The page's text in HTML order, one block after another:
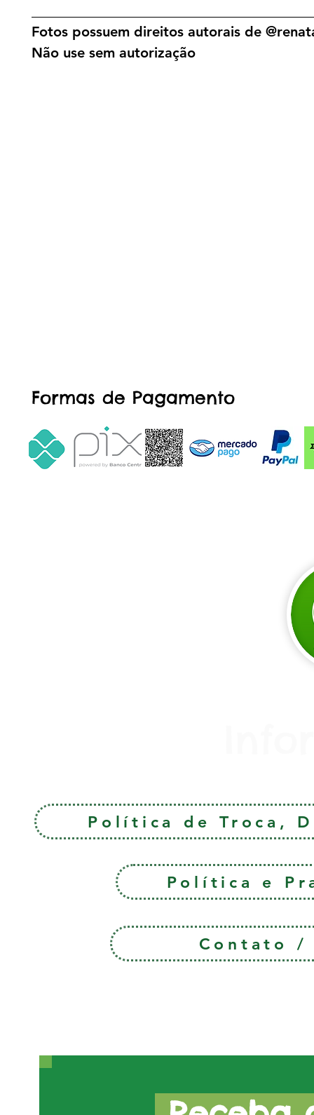
Fotos possuem direitos autorais de
Não use sem autorização
Formas de Pagamento
Política de Troca,
Política e
Contato /